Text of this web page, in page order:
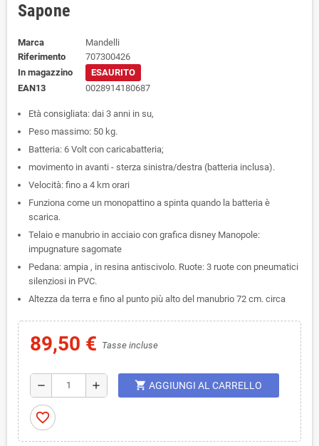
Sapone
Marca
Mandelli
Riferimento
707300426
In magazzino
ESAURITO
EAN13
0028914180687
Età consigliata: dai 3 anni in su,
Peso massimo: 50 kg.
Batteria: 6 Volt con caricabatteria;
movimento in avanti - sterza sinistra/destra (batteria inclusa).
Velocità: fino a 4 km orari
Funziona come un monopattino a spinta quando la batteria è
scarica.
Telaio e manubrio in acciaio con grafica disney Manopole:
impugnature sagomate
Pedana: ampia , in resina antiscivolo. Ruote: 3 ruote con pneumatici
silenziosi in PVC.
Altezza da terra e fino al punto più alto del manubrio 72 cm. circa
89,50 € Tasse incluse
remove add shopping_cart AGGIUNGI AL CARRELLO
favorite_border